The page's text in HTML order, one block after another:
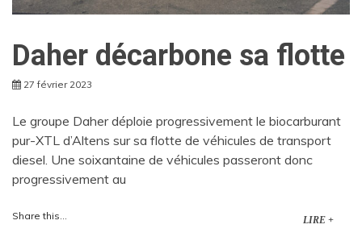
Daher décarbone sa flotte
27 février 2023
Le groupe Daher déploie progressivement le biocarburant
pur-XTL d’Altens sur sa flotte de véhicules de transport
diesel. Une soixantaine de véhicules passeront donc
progressivement au
Share this... LIRE +